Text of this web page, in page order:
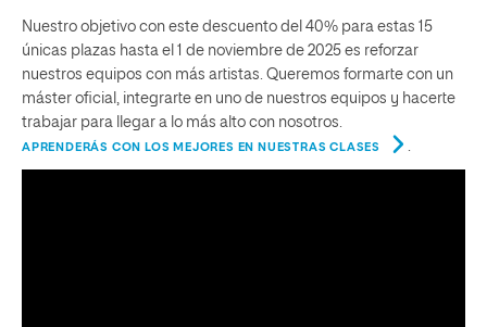
Nuestro objetivo con este descuento del 40% para estas 15
únicas plazas hasta el 1 de noviembre de 2025 es reforzar
nuestros equipos con más artistas. Queremos formarte con un
máster oficial, integrarte en uno de nuestros equipos y hacerte
trabajar para llegar a lo más alto con nosotros.
APRENDERÁS CON LOS MEJORES EN NUESTRAS CLASES